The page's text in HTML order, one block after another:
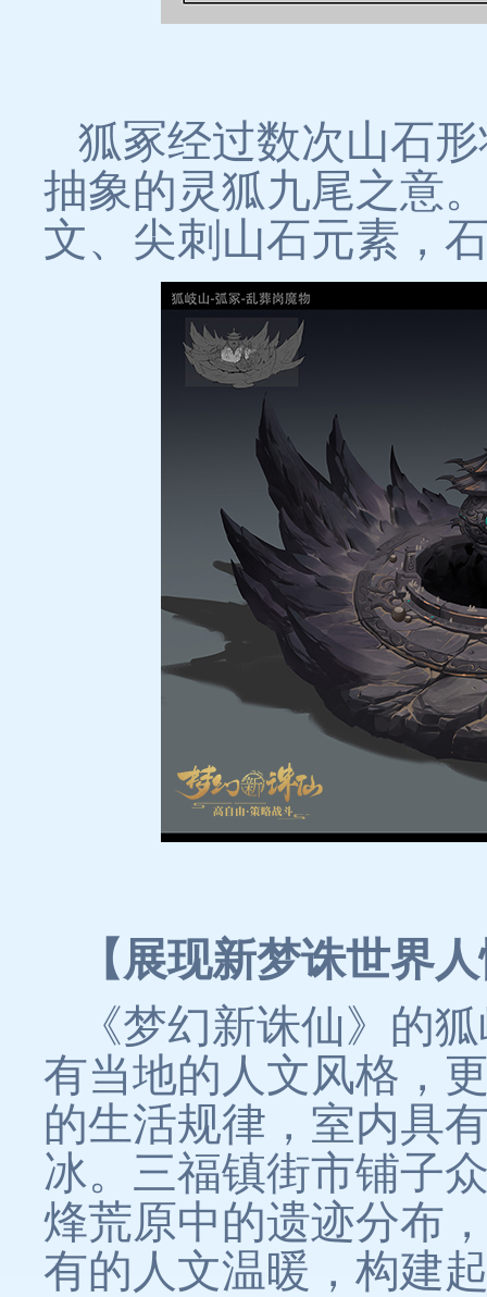
狐冢经过数次山石
抽象的灵狐九尾之意
文、尖刺山石元素，
【展现新梦诛世界
《梦幻新诛仙》的
有当地的人文风格，
的生活规律，室内具
冰。三福镇街市铺子
烽荒原中的遗迹分布
有的人文温暖，构建